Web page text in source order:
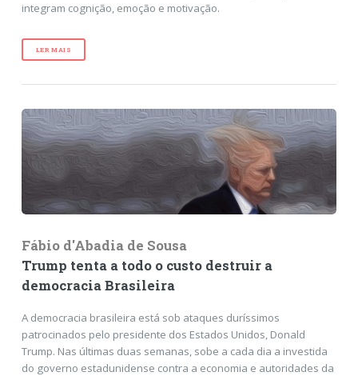
integram cognição, emoção e motivação.
LER MAIS
Fábio d'Abadia de Sousa
Trump tenta a todo o custo destruir a
democracia Brasileira
A democracia brasileira está sob ataques duríssimos
patrocinados pelo presidente dos Estados Unidos, Donald
Trump. Nas últimas duas semanas, sobe a cada dia a investida
do governo estadunidense contra a economia e autoridades da